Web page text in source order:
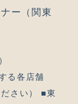
ー（関東
る各店舗
ださい） ■東